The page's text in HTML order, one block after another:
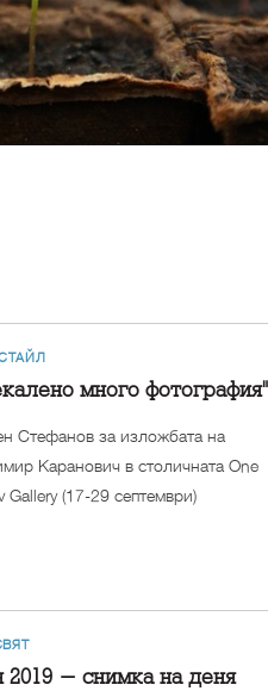
много фотография"
Стефанов за изложбата на
Каранович в столичната One
Gallery (17-29 септември)
2019 - снимка на деня